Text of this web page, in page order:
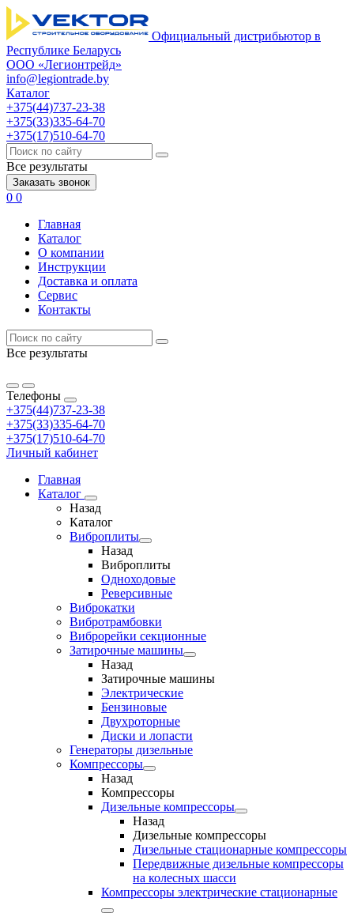
Официальный дистрибьютор в
Республике Беларусь
ООО «Легионтрейд»
info@legiontrade.by
Каталог
+375(44)737-23-38
+375(33)335-64-70
+375(17)510-64-70
Все результаты
Заказать звонок
0 0
Главная
Каталог
О компании
Инструкции
Доставка и оплата
Сервис
Контакты
Все результаты
Телефоны
+375(44)737-23-38
+375(33)335-64-70
+375(17)510-64-70
Личный кабинет
Главная
Каталог
Назад
Каталог
Виброплиты
Назад
Виброплиты
Одноходовые
Реверсивные
Виброкатки
Вибротрамбовки
Виброрейки секционные
Затирочные машины
Назад
Затирочные машины
Электрические
Бензиновые
Двухроторные
Диски и лопасти
Генераторы дизельные
Компрессоры
Назад
Компрессоры
Дизельные компрессоры
Назад
Дизельные компрессоры
Дизельные стационарные компрессоры
Передвижные дизельные компрессоры
на колесных шасси
Компрессоры электрические стационарные